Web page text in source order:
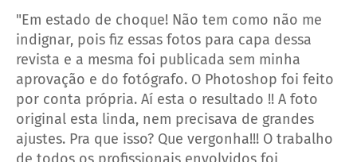
"Em estado de choque! Não tem como não me
indignar, pois fiz essas fotos para capa dessa
revista e a mesma foi publicada sem minha
aprovação e do fotógrafo. O Photoshop foi feito
por conta própria. Aí esta o resultado !! A foto
original esta linda, nem precisava de grandes
ajustes. Pra que isso? Que vergonha!!! O trabalho